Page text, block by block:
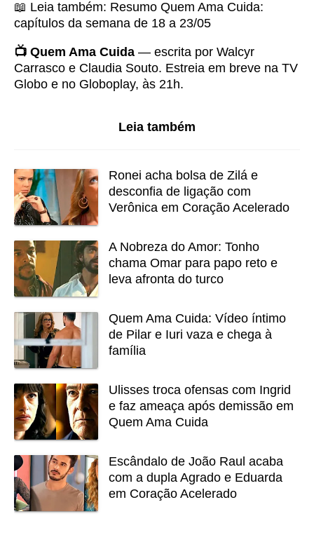
📖 Leia também: Resumo Quem Ama Cuida:
capítulos da semana de 18 a 23/05
📺 Quem Ama Cuida — escrita por Walcyr
Carrasco e Claudia Souto. Estreia em breve na TV
Globo e no Globoplay, às 21h.
Leia também
Ronei acha bolsa de Zilá e
desconfia de ligação com
Verônica em Coração Acelerado
A Nobreza do Amor: Tonho
chama Omar para papo reto e
leva afronta do turco
Quem Ama Cuida: Vídeo íntimo
de Pilar e Iuri vaza e chega à
família
Ulisses troca ofensas com Ingrid
e faz ameaça após demissão em
Quem Ama Cuida
Escândalo de João Raul acaba
com a dupla Agrado e Eduarda
em Coração Acelerado